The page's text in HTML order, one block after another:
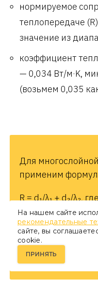
нормируемое
теплопередаче
значение из
коэффициент
— 0,034 Вт/м·K,
(возьмем 0,035
Для
применим
R = d₁/λ₁ + d₂/λ₂,
d₁ — толщина
d₂ — толщина
На нашем сайте
рекомендательные
сайте, вы
cookie.
ПРИНЯТЬ